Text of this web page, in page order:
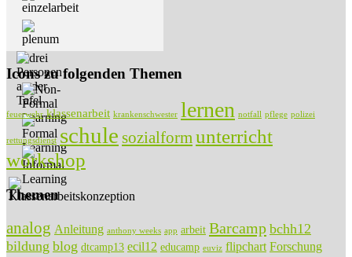
Icons zu folgenden Themen
feuerwehr klassenarbeit krankenschwester lernen notfall pflege polizei
rettungsdienst schule sozialformunterricht
workshop
Themen
analog Anleitung anthony weeks app arbeit Barcamp bchh12
bildung blog dtcamp13 ecil12 educamp euviz flipchart Forschung